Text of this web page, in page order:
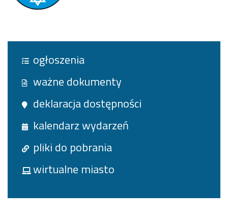
ogłoszenia
ważne dokumenty
deklaracja dostępności
kalendarz wydarzeń
pliki do pobrania
wirtualne miasto